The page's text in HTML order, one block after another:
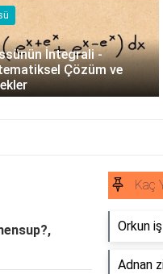
İntegrali -
Çözüm ve
Kaç
Orkun
Adnan